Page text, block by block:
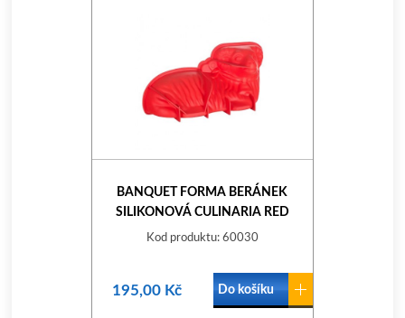
BANQUET FORMA BERÁNEK
SILIKONOVÁ CULINARIA RED
31X16X9 CM
Kod produktu: 60030
195,00 Kč Do košíku